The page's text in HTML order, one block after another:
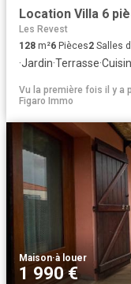
Location Villa 6
Les Revest
128 m²6 Pièces2 Salles
·Jardin·Terrasse·
Vu la première fois il y a
Figaro Immo
Maison·à louer
1 990 €